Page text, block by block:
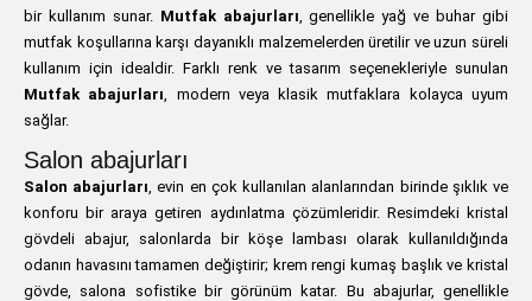
bir kullanım sunar. Mutfak abajurları, genellikle yağ ve buhar gibi
mutfak koşullarına karşı dayanıklı malzemelerden üretilir ve uzun süreli
kullanım için idealdir. Farklı renk ve tasarım seçenekleriyle sunulan
Mutfak abajurları, modern veya klasik mutfaklara kolayca uyum
sağlar.
Salon abajurları
Salon abajurları, evin en çok kullanılan alanlarından birinde şıklık ve
konforu bir araya getiren aydınlatma çözümleridir. Resimdeki kristal
gövdeli abajur, salonlarda bir köşe lambası olarak kullanıldığında
odanın havasını tamamen değiştirir; krem rengi kumaş başlık ve kristal
gövde, salona sofistike bir görünüm katar. Bu abajurlar, genellikle